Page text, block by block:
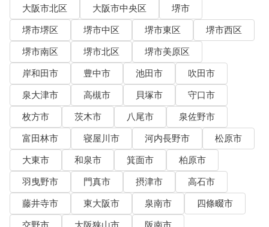
大阪市北区
大阪市中央区
堺市
堺市堺区
堺市中区 堺市東区
堺市西区
堺市南区
堺市北区
堺市美原区
岸和田市
豊中市 池田市
吹田市
泉大津市
高槻市 貝塚市
守口市
枚方市
茨木市 八尾市
泉佐野市
富田林市
寝屋川市 河内長野市
松原市
大東市
和泉市 箕面市
柏原市
羽曳野市
門真市 摂津市
高石市
藤井寺市
東大阪市 泉南市
四條畷市